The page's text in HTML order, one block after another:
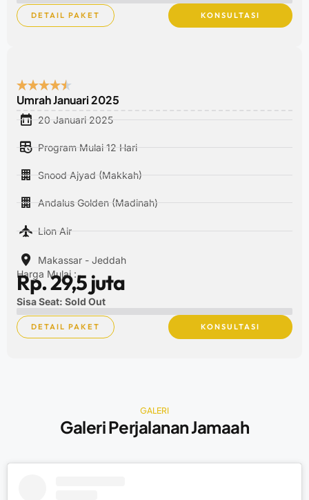
DETAIL PAKET KONSULTASI
Umrah Januari 2025
20 Januari 2025
Program Mulai 12 Hari
Snood Ajyad (Makkah)
Andalus Golden (Madinah)
Lion Air
Makassar - Jeddah
Harga Mulai :
Rp. 29,5 juta
Sisa Seat: Sold Out
DETAIL PAKET KONSULTASI
GALERI
Galeri Perjalanan Jamaah